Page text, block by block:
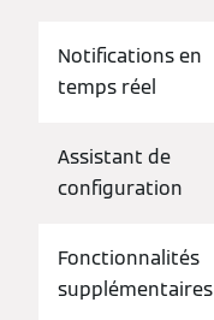
Notifications en
temps réel
Assistant de
configuration
Fonctionnalités
supplémentaires